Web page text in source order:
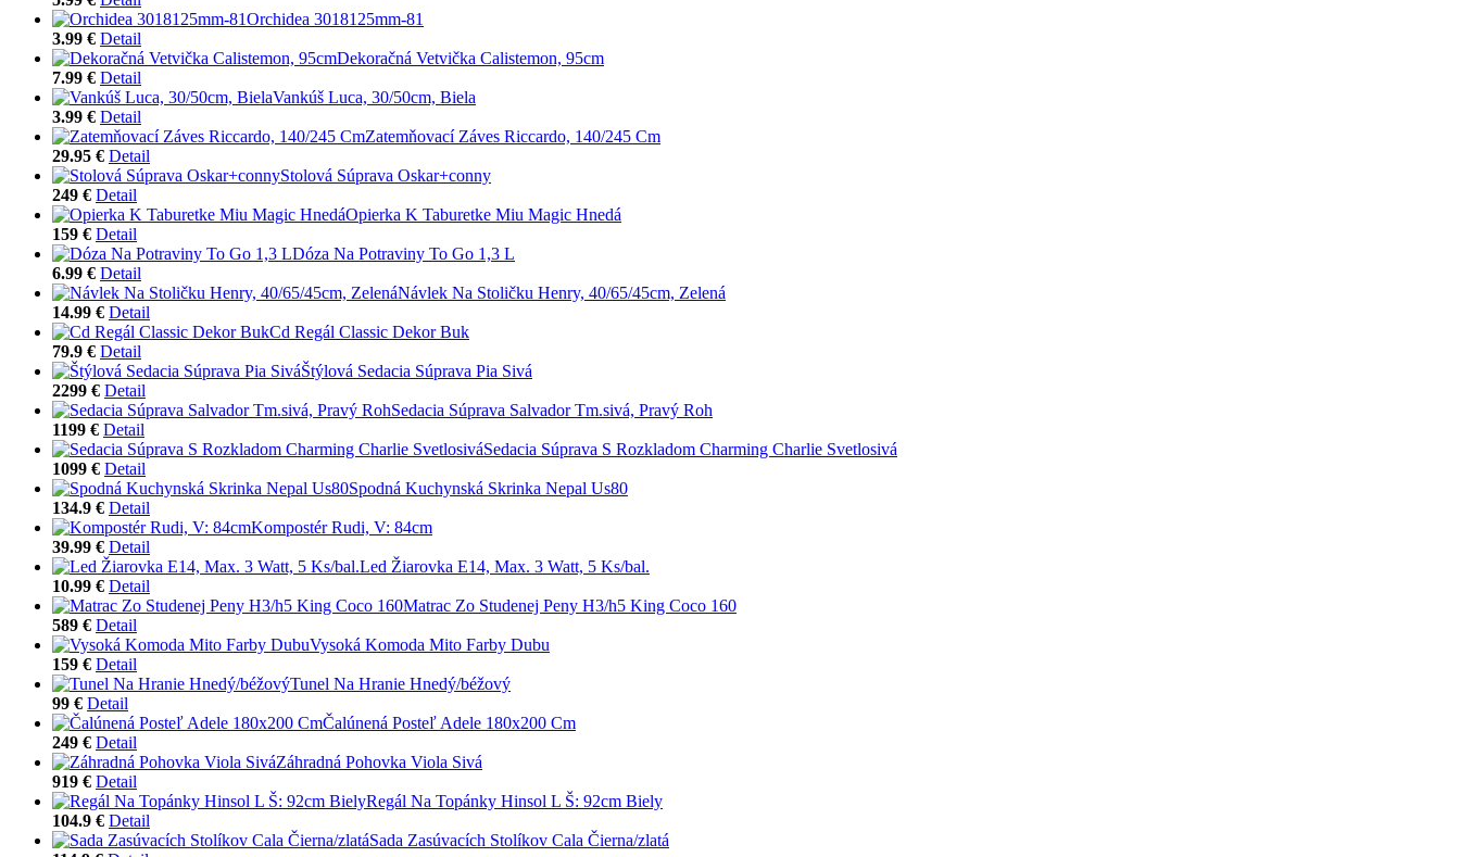
Orchidea 3018125mm-81
3.99 € Detail
Dekoračná Vetvička Calistemon, 95cm
7.99 € Detail
Vankúš Luca, 30/50cm, Biela
3.99 € Detail
Zatemňovací Záves Riccardo, 140/245 Cm
29.95 € Detail
Stolová Súprava Oskar+conny
249 € Detail
Opierka K Taburetke Miu Magic Hnedá
159 € Detail
Dóza Na Potraviny To Go 1,3 L
6.99 € Detail
Návlek Na Stoličku Henry, 40/65/45cm, Zelená
14.99 € Detail
Cd Regál Classic Dekor Buk
79.9 € Detail
Štýlová Sedacia Súprava Pia Sivá
2299 € Detail
Sedacia Súprava Salvador Tm.sivá, Pravý Roh
1199 € Detail
Sedacia Súprava S Rozkladom Charming Charlie Svetlosivá
1099 € Detail
Spodná Kuchynská Skrinka Nepal Us80
134.9 € Detail
Kompostér Rudi, V: 84cm
39.99 € Detail
Led Žiarovka E14, Max. 3 Watt, 5 Ks/bal.
10.99 € Detail
Matrac Zo Studenej Peny H3/h5 King Coco 160
589 € Detail
Vysoká Komoda Mito Farby Dubu
159 € Detail
Tunel Na Hranie Hnedý/béžový
99 € Detail
Čalúnená Posteľ Adele 180x200 Cm
249 € Detail
Záhradná Pohovka Viola Sivá
919 € Detail
Regál Na Topánky Hinsol L Š: 92cm Biely
104.9 € Detail
Sada Zasúvacích Stolíkov Cala Čierna/zlatá